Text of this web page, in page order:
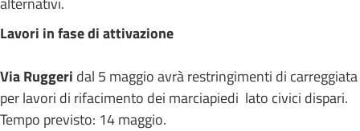
Lavori in fase di attivazione
Via Ruggeri dal 5 maggio avrà restringimenti di carreggiata
per lavori di rifacimento dei marciapiedi lato civici dispari.
Tempo previsto: 14 maggio.